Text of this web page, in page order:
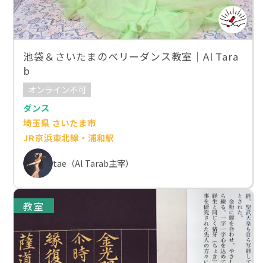
池袋＆さいたまのベリーダンス教室｜Al Tara
b
オンライン不可
ダンス
埼玉県 さいたま市
JR京浜東北線・浦和駅
tae（Al Tarab主宰）
教室